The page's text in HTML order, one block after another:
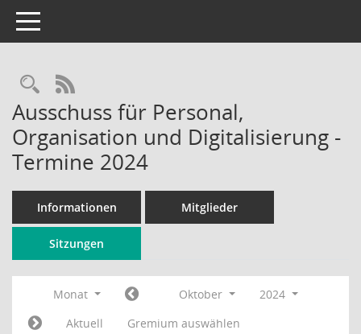
Toggle navigation
Rechercheauswahl
RSS-Feed
Ausschuss für Personal,
Organisation und Digitalisierung -
Termine 2024
Informationen Mitglieder
Sitzungen
Monat Oktober
2024
Aktuell
Gremium auswählen